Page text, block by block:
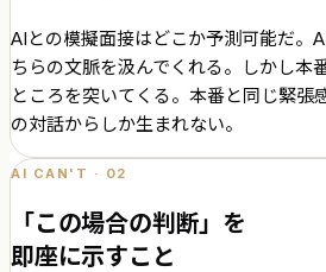
AIとの模擬面接はどこか予測可能だ。
ちらの文脈を汲んでくれる。しかし本
ところを突いてくる。本番と同じ緊張
の対話からしか生まれない。
AI CAN'T · 02
「この場合の判断」を
即座に示すこと